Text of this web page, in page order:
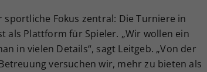
Fokus zentral: Die Turniere in
als Plattform für Spieler. „Wir wollen ein
in vielen Details“, sagt Leitgeb. „Von der
versuchen wir, mehr zu bieten als